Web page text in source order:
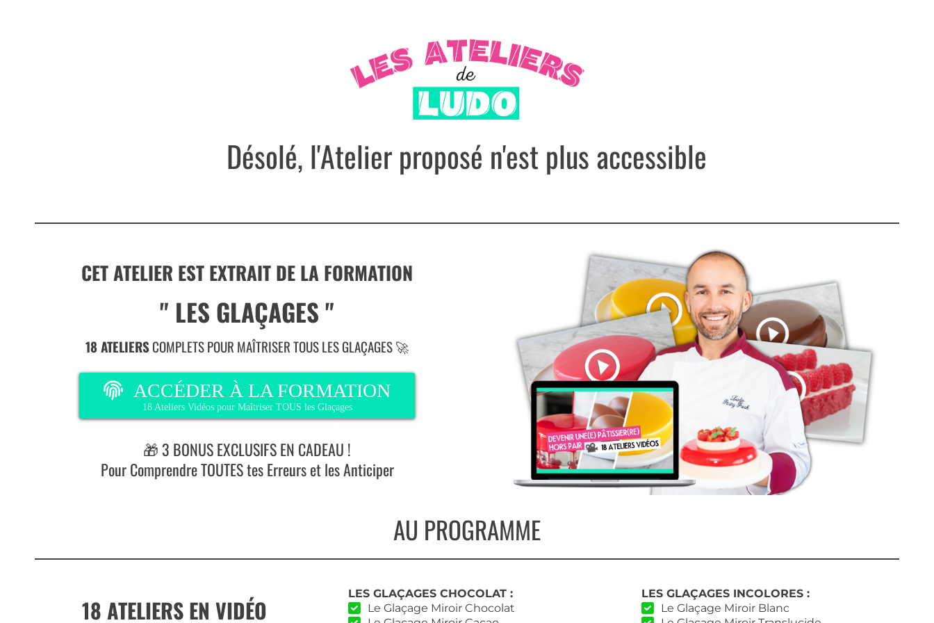
Désolé, l'Atelier proposé n'est plus accessible
CET ATELIER EST EXTRAIT DE LA FORMATION
" LES GLAÇAGES "
18 ATELIERSCOMPLETS POUR MAÎTRISER TOUS LES GLAÇAGES 🚀
ACCÉDER À LA FORMATION
18 Ateliers Vidéos pour Maîtriser TOUS les Glaçages
🎁 3 BONUS EXCLUSIFS EN CADEAU !
Pour Comprendre TOUTES tes Erreurs et les Anticiper
AU PROGRAMME
18 ATELIERS EN VIDÉO
LES GLAÇAGES CHOCOLAT :
Le Glaçage Miroir Chocolat
LES GLAÇAGES INCOLORES :
Le Glaçage Miroir Blanc